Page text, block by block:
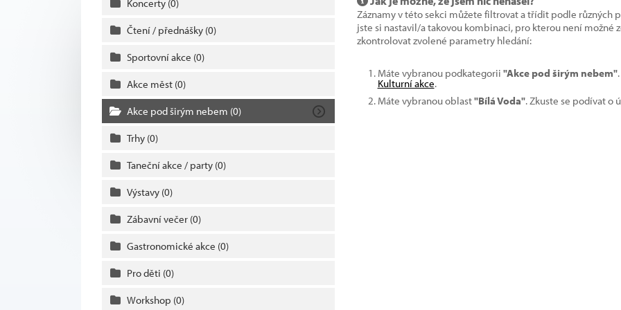
Koncerty (0)
Čtení / přednášky (0)
Sportovní akce (0)
Akce měst (0)
Akce pod širým nebem (0)
Trhy (0)
Taneční akce / party (0)
Výstavy (0)
Zábavní večer (0)
Gastronomické akce (0)
Pro děti (0)
Workshop (0)
Záznamy v této sekci můžete filtrovat a třídit podle různých
jste si nastavil/a takovou kombinaci, pro kterou není možné
zkontrolovat zvolené parametry hledání:
Máte vybranou podkategorii "Akce pod širým nebem"
Kulturní akce.
Máte vybranou oblast"Bílá Voda". Zkuste se podívat o